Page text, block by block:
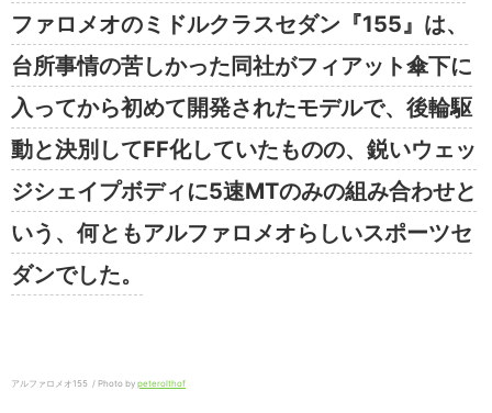
ファロメオのミドルクラスセダン『155』は、
台所事情の苦しかった同社がフィアット傘下に
入ってから初めて開発されたモデルで、後輪駆
動と決別してFF化していたものの、鋭いウェッ
ジシェイプボディに5速MTのみの組み合わせと
いう、何ともアルファロメオらしいスポーツセ
ダンでした。
アルファロメオ155 / Photo by peterolthof